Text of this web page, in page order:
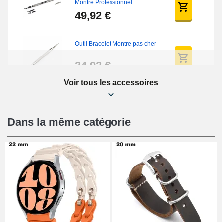
Montre Professionnel
49,92 €
Outil Bracelet Montre pas cher
34,92 €
Kit Réparation Montre Débutant
16,90 €
Pied à Coulisse Numérique
9,90 €
Pince à Poinçonner (pince trou)
57,42 €
Voir tous les accessoires
Dans la même catégorie